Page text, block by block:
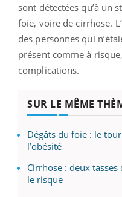
sont détectées qu’à un
foie, voire de cirrhose.
des personnes qui
présent comme à
complications.
SUR LE MÊME
Dégâts du foie : le
l’obésité
Cirrhose : deux
le risque